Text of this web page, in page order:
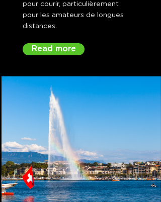
pour courir, particulièrement
pour les amateurs de longues
distances.
Read more